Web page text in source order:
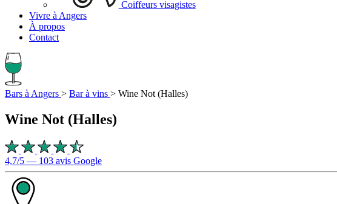
Coiffeurs visagistes
Vivre à Angers
À propos
Contact
Bars à Angers > Bar à vins > Wine Not (Halles)
Wine Not (Halles)
4,7/5 — 103 avis Google